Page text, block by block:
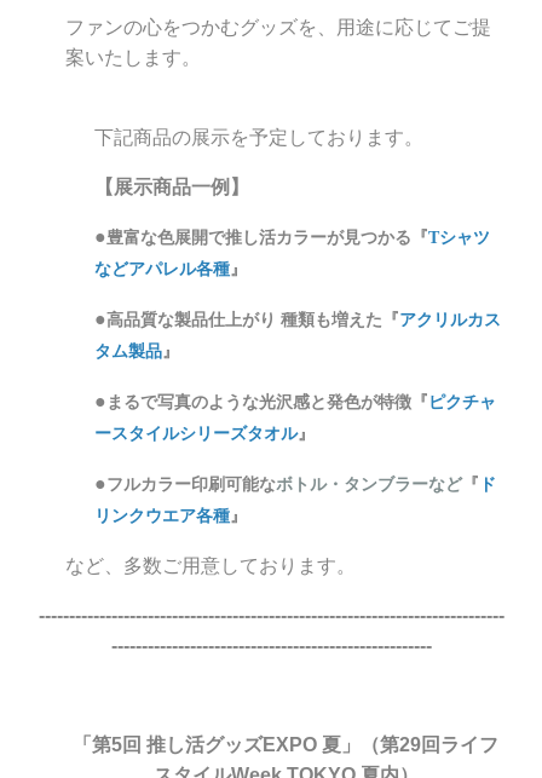
ファンの心をつかむグッズを、用途に応じてご提
案いたします。
下記商品の展示を予定しております。
【展示商品一例】
●豊富な色展開で推し活カラーが見つかる 『Tシャツ
などアパレル各種 』
●高品質な製品仕上がり 種類も増えた 『アクリルカス
タム製品 』
● まるで写真のような光沢感と発色が特徴 『ピクチャ
ースタイルシリーズタオル』
●フルカラー印刷可能なボトル・タンブラーなど『 ド
リンクウエア各種 』
など、多数ご用意しております。
-----------------------------------------------------------------------------
-----------------------------------------------------
「第5回 推し活グッズEXPO 夏」（第29回ライフ